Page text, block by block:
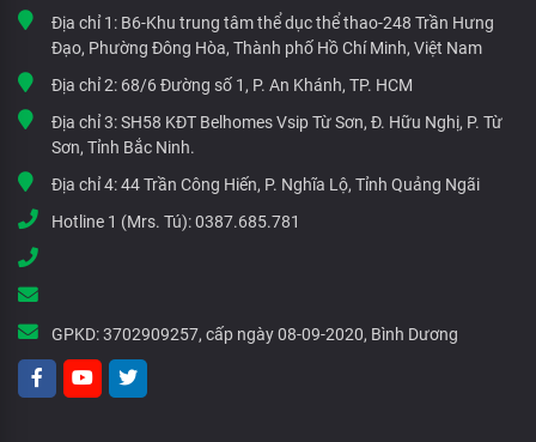
Địa chỉ 1: B6-Khu trung tâm thể dục thể thao-248 Trần Hưng
Đạo, Phường Đông Hòa, Thành phố Hồ Chí Minh, Việt Nam
Địa chỉ 2: 68/6 Đường số 1, P. An Khánh, TP. HCM
Địa chỉ 3:SH58 KĐT Belhomes Vsip Từ Sơn, Đ. Hữu Nghị, P. Từ
Sơn, Tỉnh Bắc Ninh.
Địa chỉ 4:44 Trần Công Hiến, P. Nghĩa Lộ, Tỉnh Quảng Ngãi
Hotline 1 (Mrs. Tú):0387.685.781
GPKD:3702909257, cấp ngày 08-09-2020, Bình Dương